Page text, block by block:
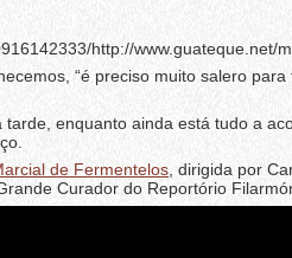
http://www.guateque.net/
“é preciso muito salero para
enquanto ainda está tudo a
de Fermentelos , dirigida por
Grande Curador do Reportório